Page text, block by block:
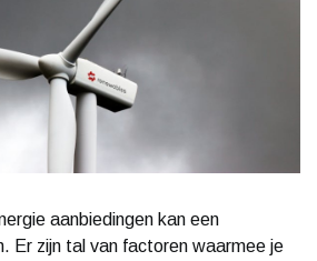
aanbiedingen kan een
Er zijn tal van factoren waarmee je